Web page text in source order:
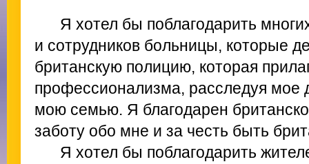
Я хотел бы поблагодарить
и сотрудников больницы, которые
британскую полицию, которая
профессионализма, расследуя мое
мою семью. Я благодарен
заботу обо мне и за честь быть
Я хотел бы поблагодарить